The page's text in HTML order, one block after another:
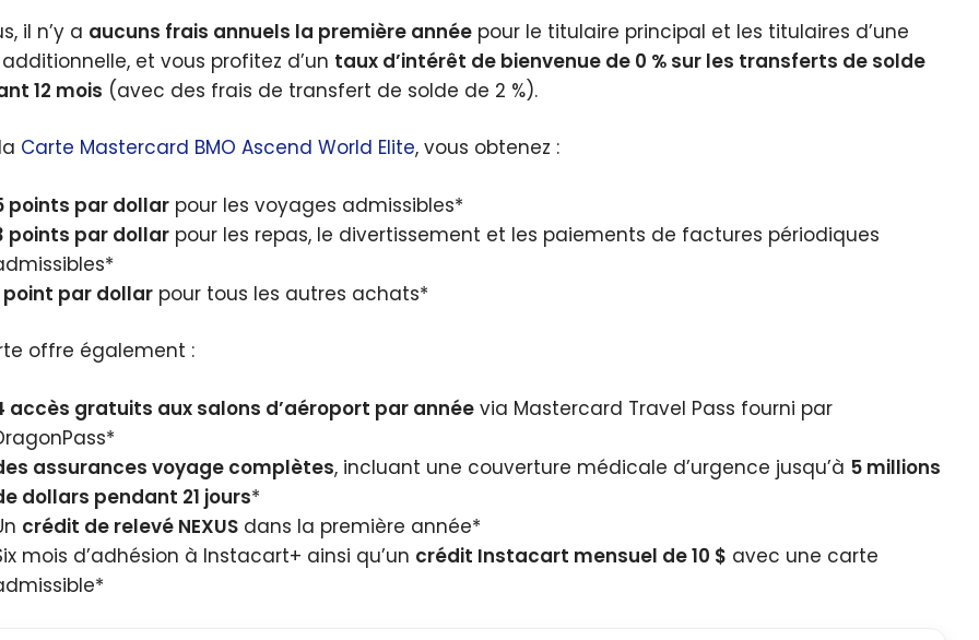
il n’y a aucuns frais annuels la première année pour le titulaire principal et les titulaires d’une
et vous profitez d’un taux d’intérêt de bienvenue de 0 % sur les transferts de solde
12 mois (avec des frais de transfert de solde de 2 %).
Carte Mastercard BMO Ascend World Elite, vous obtenez :
points par dollarpour les voyages admissibles*
points par dollarpour les repas, le divertissement et les paiements de factures périodiques
point par dollarpour tous les autres achats*
offre également :
accès gratuits aux salons d’aéroport par annéevia Mastercard Travel Pass fourni par
assurances voyage complètes, incluant une couverture médicale d’urgence jusqu’à 5 millions
dollars pendant 21 jours*
crédit de relevé NEXUSdans la première année*
mois d’adhésion à Instacart+ ainsi qu’un crédit Instacart mensuel de 10 $ avec une carte